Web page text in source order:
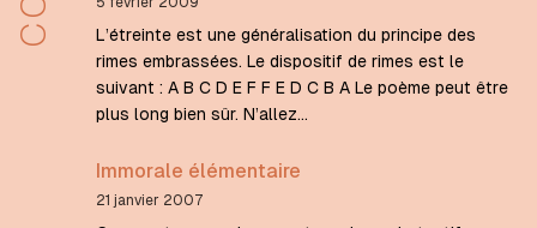
L’étreinte est une généralisation du principe des
rimes embrassées. Le dispositif de rimes est le
suivant : A B C D E F F E D C B A Le poème peut être
plus long bien sûr. N’allez…
Immorale élémentaire
21 janvier 2007